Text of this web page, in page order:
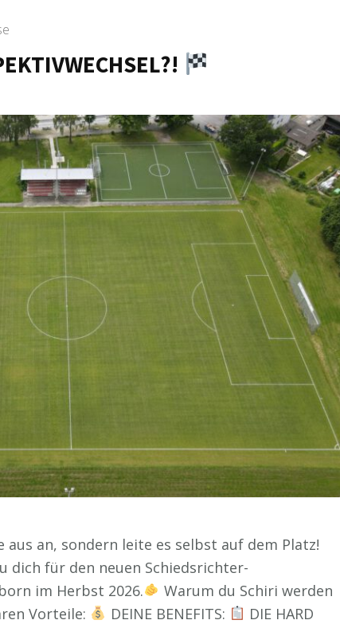
an, sondern leite es selbst auf dem Platz!
dich für den neuen Schiedsrichter-
im Herbst 2026.
Warum du Schiri werden
Vorteile:
DEINE BENEFITS:
DIE HARD